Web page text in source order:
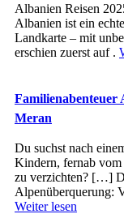
Albanien Reisen
Albanien ist ein
Landkarte – mit
erschien zuerst auf .
Meran
Du suchst nach
Kindern, fernab
zu verzichten? […]
Alpenüberquerung:
Weiter lesen